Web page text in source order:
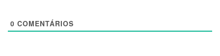
0 COMENTÁRIOS